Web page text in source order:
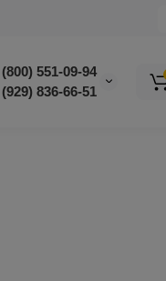
551-09-94
836-66-51